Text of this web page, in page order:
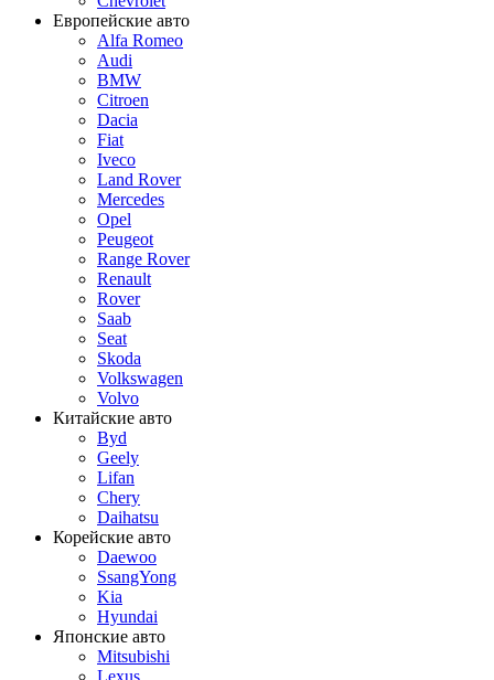
Европейские авто
Alfa Romeo
Audi
BMW
Citroen
Dacia
Fiat
Iveco
Land Rover
Mercedes
Opel
Peugeot
Range Rover
Renault
Rover
Saab
Seat
Skoda
Volkswagen
Volvo
Китайские авто
Byd
Geely
Lifan
Chery
Daihatsu
Корейские авто
Daewoo
SsangYong
Kia
Hyundai
Японские авто
Mitsubishi
Lexus